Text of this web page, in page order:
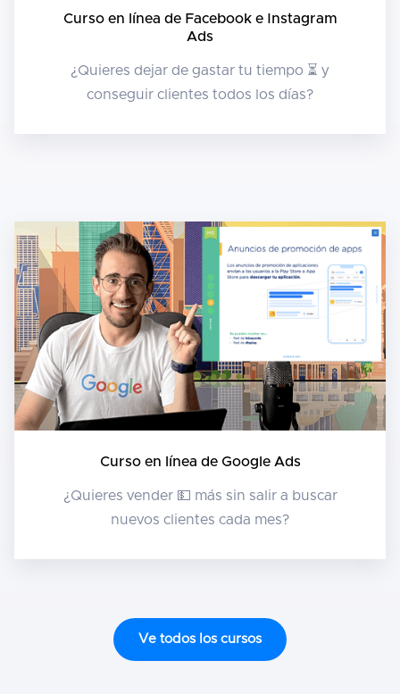
Curso en línea de Facebook e Instagram
Ads
¿Quieres dejar de gastar tu tiempo ⏳ y
conseguir clientes todos los días?
Curso en línea de Google Ads
¿Quieres vender 💵 más sin salir a buscar
nuevos clientes cada mes?
Ve todos los cursos